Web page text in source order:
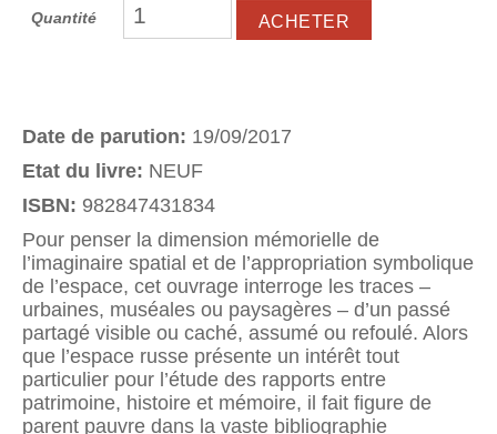
Quantité
Date de parution: 19/09/2017
Etat du livre: NEUF
ISBN: 982847431834
Pour penser la dimension mémorielle de
l’imaginaire spatial et de l’appropriation symbolique
de l’espace, cet ouvrage interroge les traces –
urbaines, muséales ou paysagères – d’un passé
partagé visible ou caché, assumé ou refoulé. Alors
que l’espace russe présente un intérêt tout
particulier pour l’étude des rapports entre
patrimoine, histoire et mémoire, il fait figure de
parent pauvre dans la vaste bibliographie